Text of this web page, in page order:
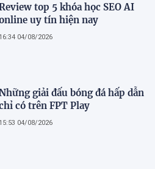
top 5 khóa học SEO AI
uy tín hiện nay
16:34 04/08/2026
giải đấu bóng đá hấp dẫn
có trên FPT Play
15:53 04/08/2026